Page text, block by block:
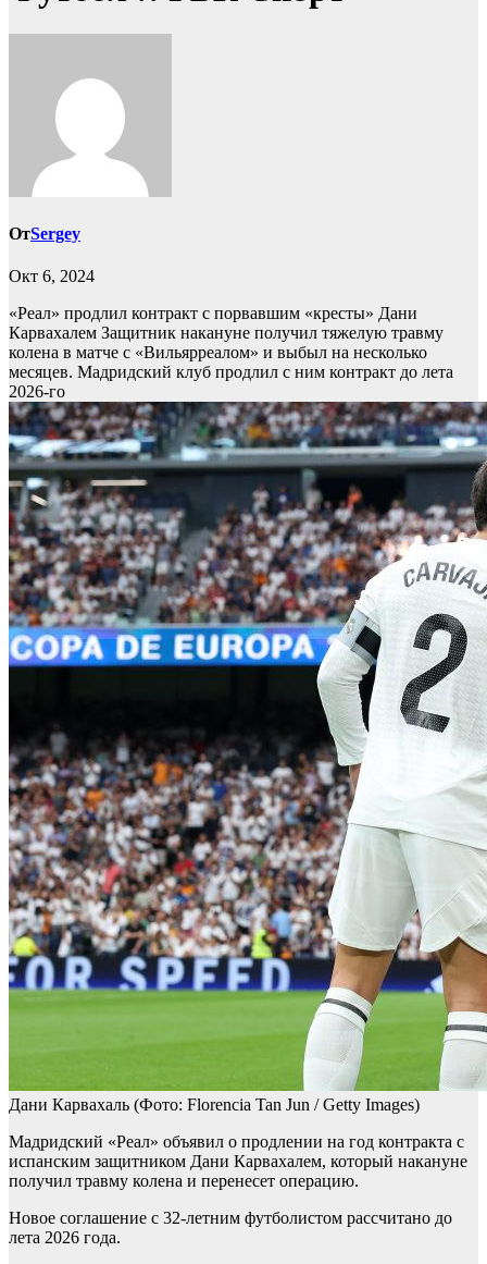
ОтSergey
Окт 6, 2024
«Реал» продлил контракт с порвавшим «кресты» Дани
Карвахалем Защитник накануне получил тяжелую травму
колена в матче с «Вильярреалом» и выбыл на несколько
месяцев. Мадридский клуб продлил с ним контракт до лета
2026-го
Дани Карвахаль (Фото: Florencia Tan Jun / Getty Images)
Мадридский «Реал» объявил о продлении на год контракта с
испанским защитником Дани Карвахалем, который накануне
получил травму колена и перенесет операцию.
Новое соглашение с 32-летним футболистом рассчитано до
лета 2026 года.